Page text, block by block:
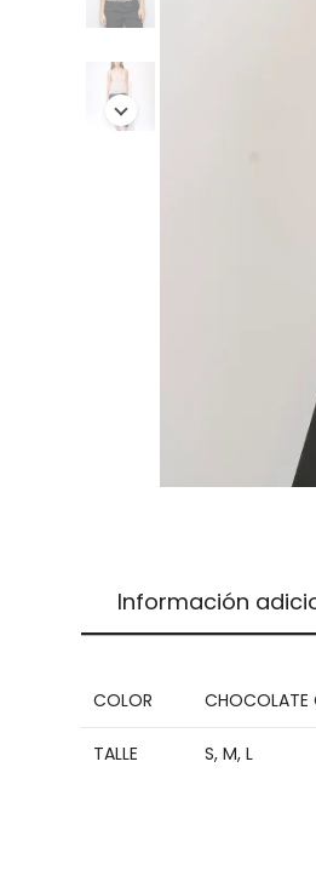
Información
COLOR CHOCOLATE
TALLE S, M, L